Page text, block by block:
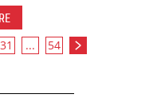
31 ... 54